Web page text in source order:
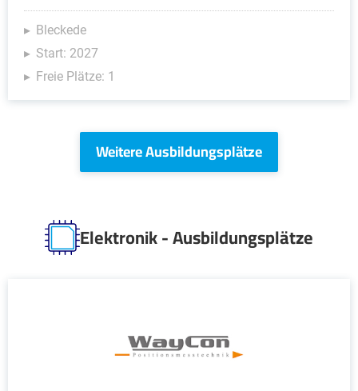
Bleckede
Start: 2027
Freie Plätze: 1
Weitere Ausbildungsplätze
Elektronik - Ausbildungsplätze